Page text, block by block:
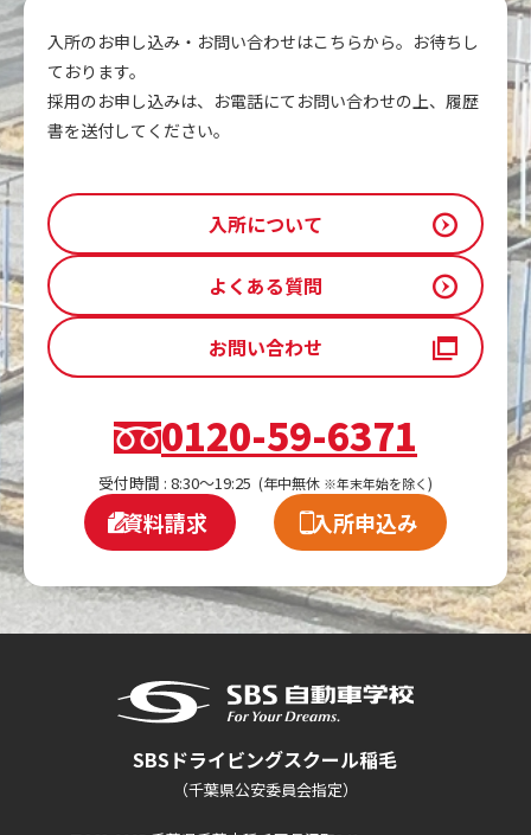
入所のお申し込み・お問い合わせはこちらから。お待ちし
ております。
採用のお申し込みは、お電話にてお問い合わせの上、履歴
書を送付してください。
入所について
よくある質問
お問い合わせ
0120-59-6371
受付時間 : 8:30～19:25 (年中無休 ※年末年始を除く)
資料請求 入所申込み
SBSドライビングスクール稲毛
（千葉県公安委員会指定）